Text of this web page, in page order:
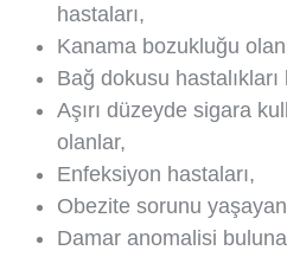
hastaları,
Kanama bozukluğu
Bağ dokusu
Aşırı düzeyde sigara
olanlar,
Enfeksiyon hastaları,
Obezite sorunu
Damar anomalisi